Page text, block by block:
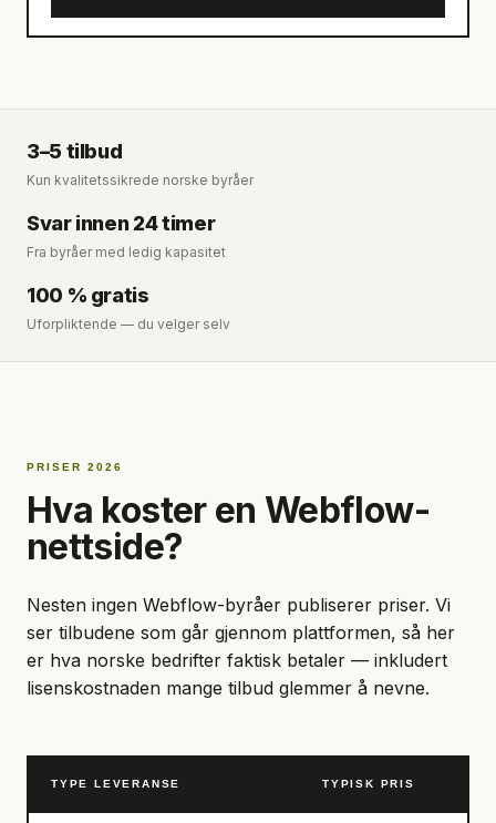
3–5 tilbud
Kun kvalitetssikrede norske byråer
Svar innen 24 timer
Fra byråer med ledig kapasitet
100 % gratis
Uforpliktende — du velger selv
PRISER 2026
Hva koster en Webflow-
nettside?
Nesten ingen Webflow-byråer publiserer priser. Vi
ser tilbudene som går gjennom plattformen, så her
er hva norske bedrifter faktisk betaler — inkludert
lisenskostnaden mange tilbud glemmer å nevne.
TYPE LEVERANSE TYPISK PRIS